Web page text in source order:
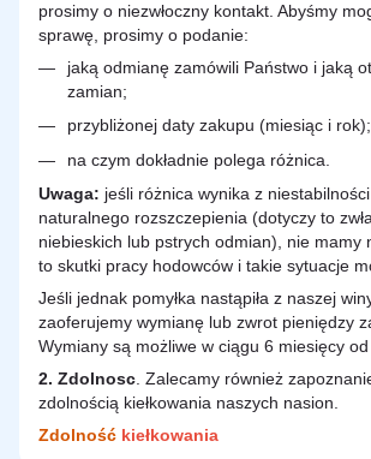
prosimy o niezwłoczny kontakt. Abyśmy
sprawę, prosimy o podanie:
jaką odmianę zamówili Państwo i jaką
zamian;
przybliżonej daty zakupu (miesiąc i rok);
na czym dokładnie polega różnica.
Uwaga: jeśli różnica wynika z
naturalnego rozszczepienia (dotyczy to
niebieskich lub pstrych odmian), nie mamy
to skutki pracy hodowców i takie sytuacje
Jeśli jednak pomyłka nastąpiła z naszej
zaoferujemy wymianę lub zwrot pieniędzy
Wymiany są możliwe w ciągu 6 miesięcy od
2. Zdolnosc . Zalecamy również
zdolnością kiełkowania naszych nasion.
Zdolność kiełkowania